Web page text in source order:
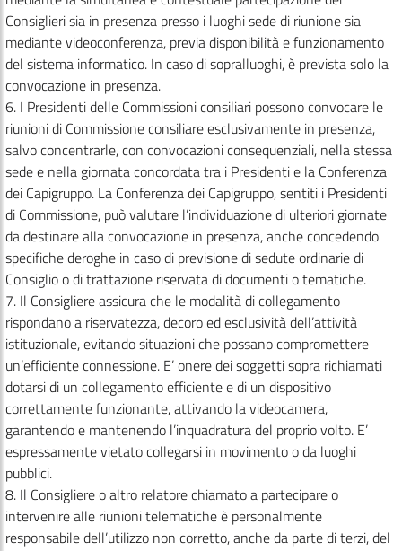
Consiglieri sia in presenza presso i luoghi sede di riunione sia
mediante videoconferenza, previa disponibilità e funzionamento
del sistema informatico. In caso di sopralluoghi, è prevista solo la
convocazione in presenza.
6. I Presidenti delle Commissioni consiliari possono convocare le
riunioni di Commissione consiliare esclusivamente in presenza,
salvo concentrarle, con convocazioni consequenziali, nella stessa
sede e nella giornata concordata tra i Presidenti e la Conferenza
dei Capigruppo. La Conferenza dei Capigruppo, sentiti i Presidenti
di Commissione, può valutare l’individuazione di ulteriori giornate
da destinare alla convocazione in presenza, anche concedendo
specifiche deroghe in caso di previsione di sedute ordinarie di
Consiglio o di trattazione riservata di documenti o tematiche.
7. Il Consigliere assicura che le modalità di collegamento
rispondano a riservatezza, decoro ed esclusività dell’attività
istituzionale, evitando situazioni che possano compromettere
un’efficiente connessione. E’ onere dei soggetti sopra richiamati
dotarsi di un collegamento efficiente e di un dispositivo
correttamente funzionante, attivando la videocamera,
garantendo e mantenendo l’inquadratura del proprio volto. E’
espressamente vietato collegarsi in movimento o da luoghi
pubblici.
8. Il Consigliere o altro relatore chiamato a partecipare o
intervenire alle riunioni telematiche è personalmente
responsabile dell’utilizzo non corretto, anche da parte di terzi, del